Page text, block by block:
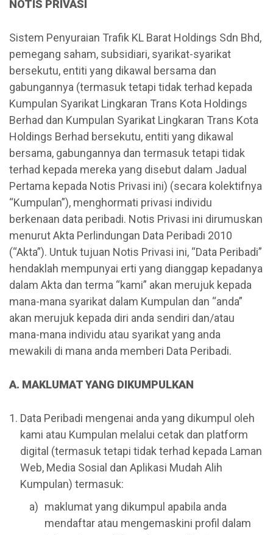
NOTIS PRIVASI
Sistem Penyuraian Trafik KL Barat Holdings Sdn Bhd,
pemegang saham, subsidiari, syarikat-syarikat
bersekutu, entiti yang dikawal bersama dan
gabungannya (termasuk tetapi tidak terhad kepada
Kumpulan Syarikat Lingkaran Trans Kota Holdings
Berhad dan Kumpulan Syarikat Lingkaran Trans Kota
Holdings Berhad bersekutu, entiti yang dikawal
bersama, gabungannya dan termasuk tetapi tidak
terhad kepada mereka yang disebut dalam Jadual
Pertama kepada Notis Privasi ini) (secara kolektifnya
“Kumpulan”), menghormati privasi individu
berkenaan data peribadi. Notis Privasi ini dirumuskan
menurut Akta Perlindungan Data Peribadi 2010
(“Akta”). Untuk tujuan Notis Privasi ini, “Data Peribadi”
hendaklah mempunyai erti yang dianggap kepadanya
dalam Akta dan terma “kami” akan merujuk kepada
mana-mana syarikat dalam Kumpulan dan “anda”
akan merujuk kepada diri anda sendiri dan/atau
mana-mana individu atau syarikat yang anda
mewakili di mana anda memberi Data Peribadi.
A. MAKLUMAT YANG DIKUMPULKAN
Data Peribadi mengenai anda yang dikumpul oleh
kami atau Kumpulan melalui cetak dan platform
digital (termasuk tetapi tidak terhad kepada Laman
Web, Media Sosial dan Aplikasi Mudah Alih
Kumpulan) termasuk:
maklumat yang dikumpul apabila anda
mendaftar atau mengemaskini profil dalam